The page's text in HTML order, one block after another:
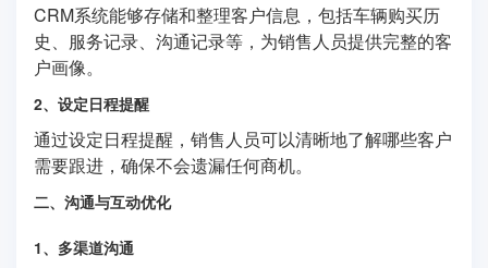
CRM系统能够存储和整理客户信息，包括车辆购买历
史、服务记录、沟通记录等，为销售人员提供完整的客
户画像。
2、设定日程提醒
通过设定日程提醒，销售人员可以清晰地了解哪些客户
需要跟进，确保不会遗漏任何商机。
二、沟通与互动优化
1、多渠道沟通